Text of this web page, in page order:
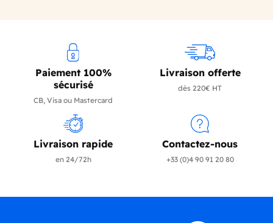
Paiement 100%
sécurisé
CB, Visa ou Mastercard
Livraison offerte
dès 220€ HT
Livraison rapide
en 24/72h
Contactez-nous
+33 (0)4 90 91 20 80